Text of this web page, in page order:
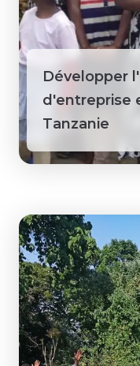
Guyana
Honduras
Jamaïque
Macédoine
Mongolie
Pérou
Philippines
Développer
d'entreprise
Tanzanie